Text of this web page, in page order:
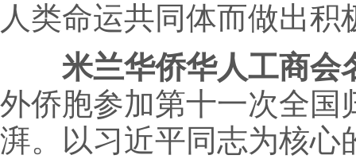
人类命运共同体而做出积
米兰华侨华人工商会
外侨胞参加第十一次全国
湃。以习近平同志为核心